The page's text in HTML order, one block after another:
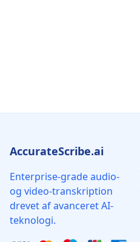
AccurateScribe.ai
Enterprise-grade audio-
og video-transkription
drevet af avanceret AI-
teknologi.